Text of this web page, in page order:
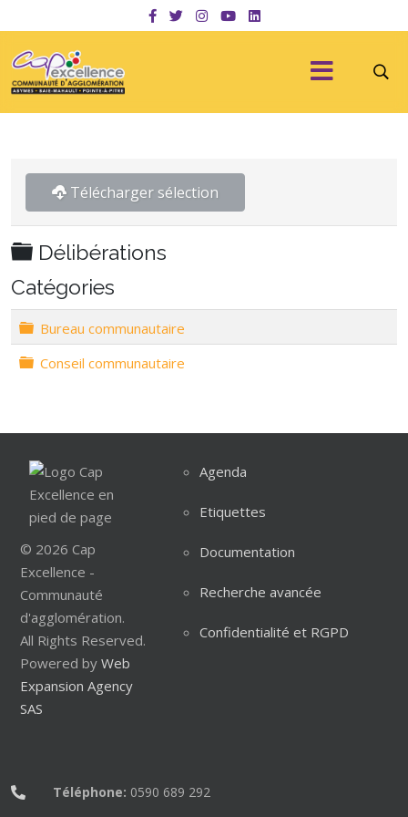
Télécharger sélection
Dossier
Délibérations
Catégories
Dossier
Bureau communautaire
Dossier
Conseil communautaire
© 2026 Cap
Excellence -
Communauté
d'agglomération.
All Rights Reserved.
Powered by Web
Expansion Agency
SAS
Agenda
Etiquettes
Documentation
Recherche avancée
Confidentialité et RGPD
Téléphone: 0590 689 292